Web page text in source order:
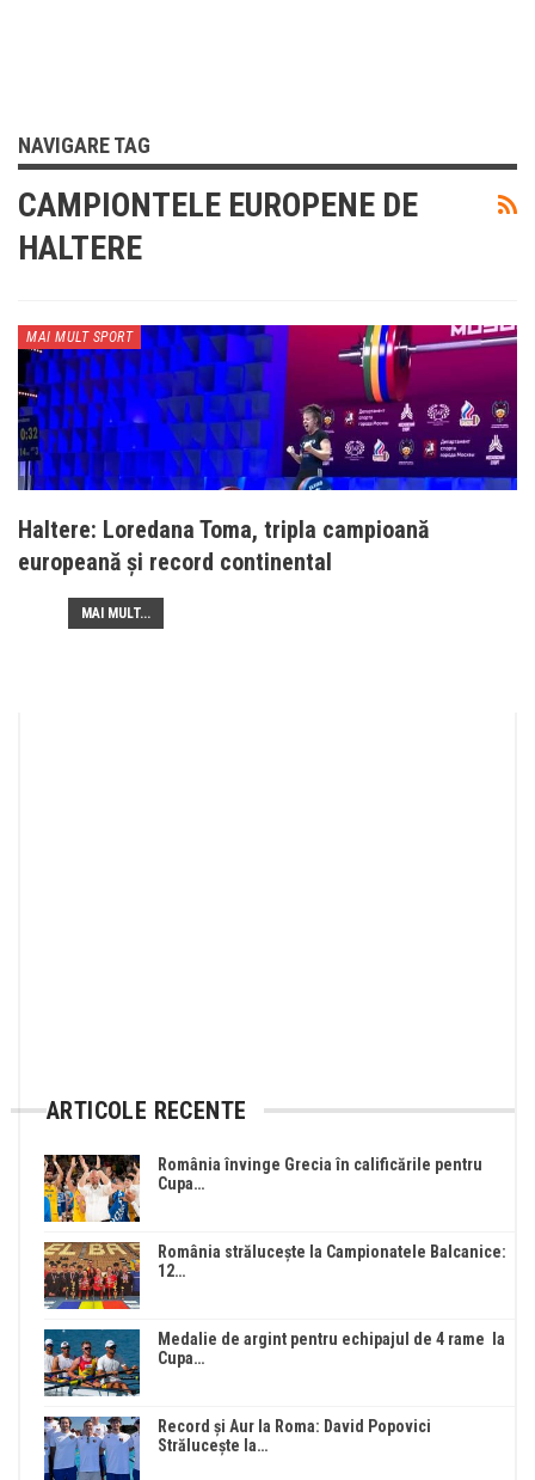
NAVIGARE TAG
CAMPIONTELE EUROPENE DE
HALTERE
MAI MULT SPORT
Haltere: Loredana Toma, tripla campioană
europeană și record continental
MAI MULT...
ARTICOLE RECENTE
România învinge Grecia în calificările pentru
Cupa…
România strălucește la Campionatele Balcanice:
12…
Medalie de argint pentru echipajul de 4 rame la
Cupa…
Record și Aur la Roma: David Popovici
Strălucește la…